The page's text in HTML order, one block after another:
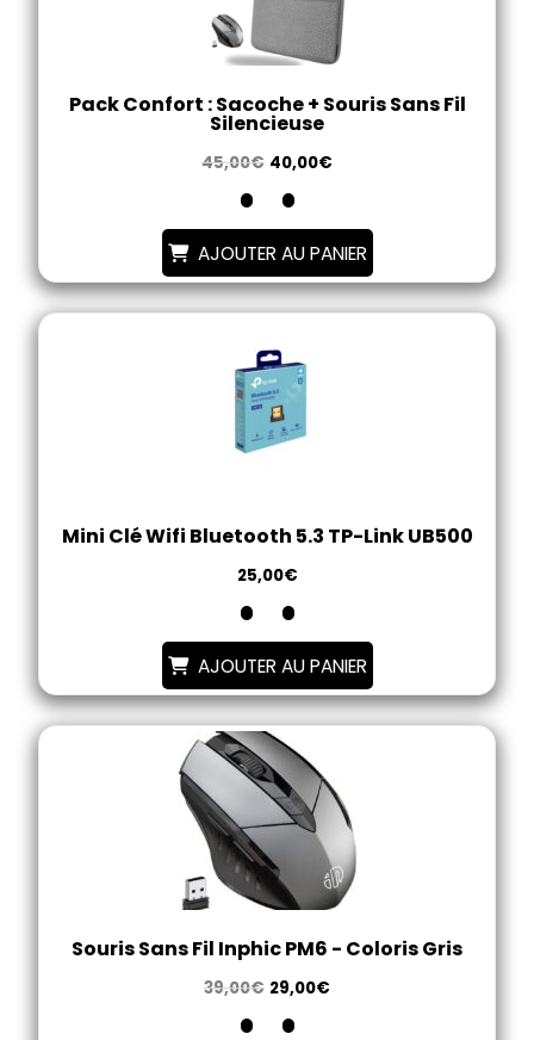
Pack Confort : Sacoche + Souris Sans Fil
Silencieuse
45,00€ 40,00€
AJOUTER AU PANIER
Mini Clé Wifi Bluetooth 5.3 TP-Link UB500
25,00€
AJOUTER AU PANIER
Souris Sans Fil Inphic PM6 - Coloris Gris
39,00€ 29,00€